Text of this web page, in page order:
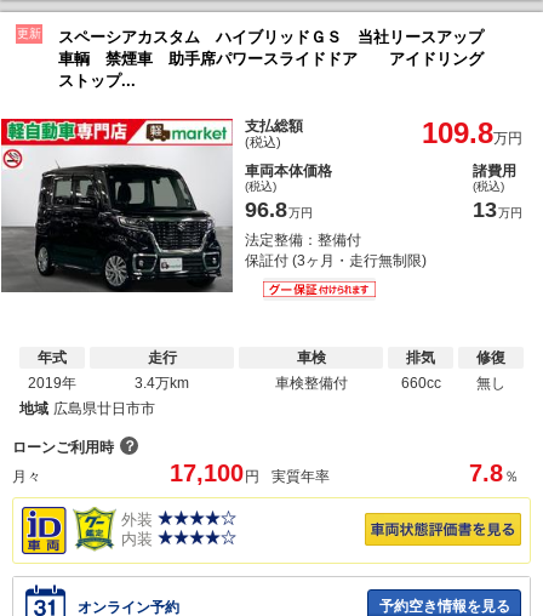
更新
スペーシアカスタム ハイブリッドＧＳ 当社リースアップ
車輌 禁煙車 助手席パワースライドドア アイドリング
ストップ...
支払総額
(税込) 109.8万円
車両本体価格
(税込)
96.8万円
諸費用
(税込)
13万円
法定整備：整備付
保証付 (3ヶ月・走行無制限)
年式
2019年
走行
3.4万km
車検
車検整備付
排気
660cc
修復
無し
地域 広島県廿日市市
ローンご利用時 ？
月々
17,100円 実質年率 7.8 ％
外装
内装
オンライン予約 予約空き情報を見る